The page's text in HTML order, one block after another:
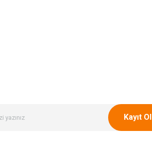
Kayıt Ol